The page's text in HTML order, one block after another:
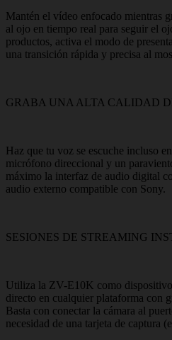
Mantén el vídeo enfocado mientras
al ojo en tiempo real para seguir el
productos, activa el modo de
una transición rápida y precisa al
GRABA UNA ALTA CALIDAD
Haz que tu voz se escuche incluso
micrófono direccional y un
máximo la interfaz de audio digital
audio externo compatible con Sony.
SESIONES DE STREAMING
Utiliza la ZV-E10K como dispositivo
directo en cualquier plataforma con
Basta con conectar la cámara al
necesidad de una tarjeta de captura